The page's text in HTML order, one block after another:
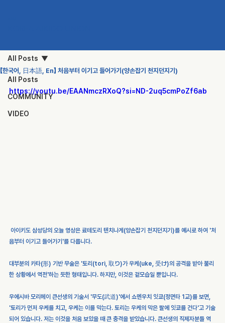
All Posts
COMMUNITY
VIDEO
All Posts
【한국어, 日本語, En】 처음부터 이기고 들어가기(양손잡기 천지던지기)
https://youtu.be/EAANmczRXoQ?si=ND-2uq5cmPoZf6ab
음부터 이기고 들어가기'를 다룹니다.
대부분의 카타(形) 기반 무술은 '토리(tori, 取り)가 우케(uke, 受け)의 공격을 받아 불리
한 상황에서 역전'하는 듯한 형태입니다. 하지만, 이것은 겉모습일 뿐입니다.
우에시바 모리헤이 큰선생의 기술서 '무도(武道)'에서 쇼멘우치 잇쿄(정면타 1교)를 보면,
'토리가 먼저 우케를 치고, 우케는 이를 막는다. 토리는 우케의 막은 팔에 잇쿄를 건다'고 기술
되어 있습니다. 저는 이것을 처음 보았을 때 큰 충격을 받았습니다. 큰선생의 직제자분들 역